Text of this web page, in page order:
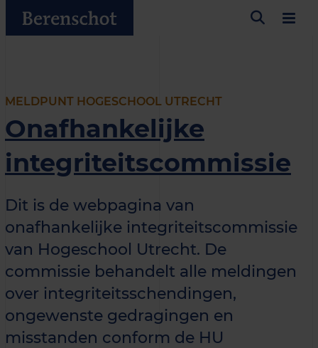
MELDPUNT HOGESCHOOL UTRECHT
Onafhankelijke
integriteitscommissie
Dit is de webpagina van
onafhankelijke integriteitscommissie
van Hogeschool Utrecht. De
commissie behandelt alle meldingen
over integriteitsschendingen,
ongewenste gedragingen en
misstanden conform de HU